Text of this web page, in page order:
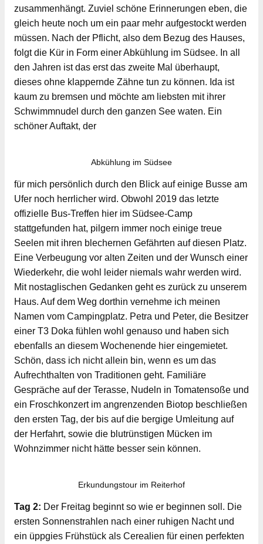
zusammenhängt. Zuviel schöne Erinnerungen eben, die
gleich heute noch um ein paar mehr aufgestockt werden
müssen. Nach der Pflicht, also dem Bezug des Hauses,
folgt die Kür in Form einer Abkühlung im Südsee. In all
den Jahren ist das erst das zweite Mal überhaupt,
dieses ohne klappernde Zähne tun zu können. Ida ist
kaum zu bremsen und möchte am liebsten mit ihrer
Schwimmnudel durch den ganzen See waten. Ein
schöner Auftakt, der
Abkühlung im Südsee
für mich persönlich durch den Blick auf einige Busse am
Ufer noch herrlicher wird. Obwohl 2019 das letzte
offizielle Bus-Treffen hier im Südsee-Camp
stattgefunden hat, pilgern immer noch einige treue
Seelen mit ihren blechernen Gefährten auf diesen Platz.
Eine Verbeugung vor alten Zeiten und der Wunsch einer
Wiederkehr, die wohl leider niemals wahr werden wird.
Mit nostaglischen Gedanken geht es zurück zu unserem
Haus. Auf dem Weg dorthin vernehme ich meinen
Namen vom Campingplatz. Petra und Peter, die Besitzer
einer T3 Doka fühlen wohl genauso und haben sich
ebenfalls an diesem Wochenende hier eingemietet.
Schön, dass ich nicht allein bin, wenn es um das
Aufrechthalten von Traditionen geht. Familiäre
Gespräche auf der Terasse, Nudeln in Tomatensoße und
ein Froschkonzert im angrenzenden Biotop beschließen
den ersten Tag, der bis auf die bergige Umleitung auf
der Herfahrt, sowie die blutrünstigen Mücken im
Wohnzimmer nicht hätte besser sein können.
Erkundungstour im Reiterhof
Tag 2: Der Freitag beginnt so wie er beginnen soll. Die
ersten Sonnenstrahlen nach einer ruhigen Nacht und
ein üppgies Frühstück als Cerealien für einen perfekten